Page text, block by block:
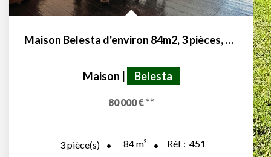
Maison Belesta d'environ 84m2, 3 pièces, 2 chambres
Maison Belesta
80 000 €**
3pièce(s) 84m² Réf : 451